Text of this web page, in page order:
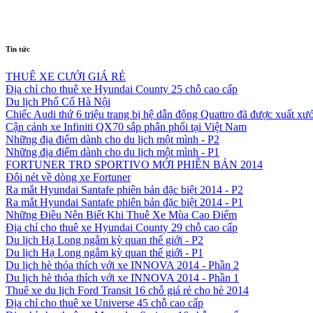
Tin tức
THUÊ XE CƯỚI GIÁ RẺ
Địa chỉ cho thuê xe Hyundai County 25 chỗ cao cấp
Du lịch Phố Cổ Hà Nội
Chiếc Audi thứ 6 triệu trang bị hệ dẫn động Quattro đã được xuất
Cận cảnh xe Infiniti QX70 sắp phân phối tại Việt Nam
Những địa điểm dành cho du lịch một mình - P2
Những địa điểm dành cho du lịch một mình - P1
FORTUNER TRD SPORTIVO MỚI PHIÊN BẢN 2014
Đôi nét về dòng xe Fortuner
Ra mắt Hyundai Santafe phiên bản đặc biệt 2014 - P2
Ra mắt Hyundai Santafe phiên bản đặc biệt 2014 - P1
Những Điều Nên Biết Khi Thuê Xe Mùa Cao Điểm
Địa chỉ cho thuê xe Hyundai County 29 chỗ cao cấp
Du lịch Hạ Long ngắm kỳ quan thế giới - P2
Du lịch Hạ Long ngắm kỳ quan thế giới - P1
Du lịch hè thỏa thích với xe INNOVA 2014 - Phần 2
Du lịch hè thỏa thích với xe INNOVA 2014 - Phần 1
Thuê xe du lịch Ford Transit 16 chỗ giá rẻ cho hè 2014
Địa chỉ cho thuê xe Universe 45 chỗ cao cấp